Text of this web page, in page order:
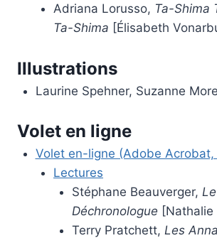
Adriana Lorusso, Ta-Shima
Ta-Shima [Élisabeth
Illustrations
Laurine Spehner, Suzanne
Volet en ligne
Volet en-ligne (Adobe Acrobat,
Lectures
Stéphane Beauverger, Le
Déchronologue [Nathalie
Terry Pratchett, Les